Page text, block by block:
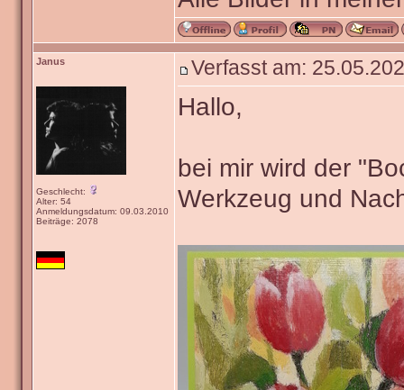
Janus
Geschlecht:
Alter: 54
Anmeldungsdatum: 09.03.2010
Beiträge: 2078
Verfasst am:
Hallo,
bei mir wird der
Werkzeug und